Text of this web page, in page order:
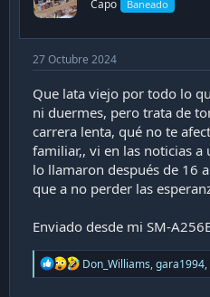
s
Capo Baneado
27 Octubre 2024
Que lata viejo por todo lo
ni duermes, pero trata de
carrera lenta, qué no te
familiar,, vi en las noticias
lo llamaron después de 16
que a no perder las
Enviado desde mi SM-
R
e
Don_Williams,gara1994,